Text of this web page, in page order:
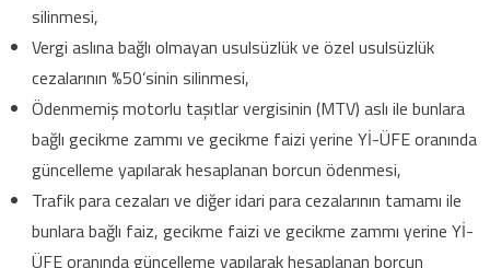
silinmesi,
Vergi aslına bağlı olmayan usulsüzlük ve özel usulsüzlük
cezalarının %50’sinin silinmesi,
Ödenmemiş motorlu taşıtlar vergisinin (MTV) aslı ile bunlara
bağlı gecikme zammı ve gecikme faizi yerine Yİ-ÜFE oranında
güncelleme yapılarak hesaplanan borcun ödenmesi,
Trafik para cezaları ve diğer idari para cezalarının tamamı ile
bunlara bağlı faiz, gecikme faizi ve gecikme zammı yerine Yİ-
ÜFE oranında güncelleme yapılarak hesaplanan borcun